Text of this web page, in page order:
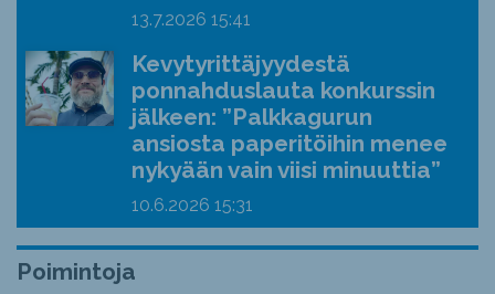
13.7.2026 15:41
Kevytyrittäjyydestä
ponnahduslauta konkurssin
jälkeen: ”Palkkagurun
ansiosta paperitöihin menee
nykyään vain viisi minuuttia”
10.6.2026 15:31
Poimintoja